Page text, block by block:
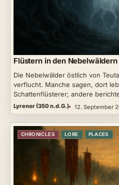
Flüstern in den Nebelwäldern
Die Nebelwälder östlich von
verflucht. Manche sagen, dort
Schattenflüsterer; andere
Lyrenor (350 n.d.G.) 12. September
CHRONICLES LORE PLACES